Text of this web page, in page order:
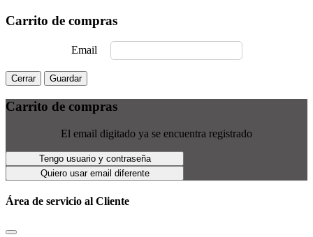
Carrito de compras
Email
Cerrar Guardar
Carrito de compras
El email digitado ya se encuentra registrado
Tengo usuario y contraseña
Quiero usar email diferente
Área de servicio al Cliente